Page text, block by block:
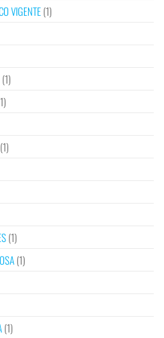
VIGENTE(1)
(1)
(1)
(1)
(1)
(1)